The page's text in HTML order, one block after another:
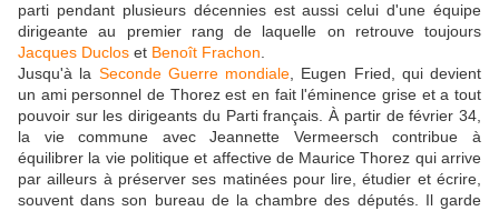
parti pendant plusieurs décennies est aussi celui d'une équipe
dirigeante au premier rang de laquelle on retrouve toujours
Jacques Duclos et Benoît Frachon
Jusqu'à la Seconde Guerre mondiale , Eugen Fried, qui devient
un ami personnel de Thorez est en fait l'éminence grise et a tout
pouvoir sur les dirigeants du Parti français. À partir de février 34,
la vie commune avec Jeannette Vermeersch contribue à
équilibrer la vie politique et affective de Maurice Thorez qui arrive
par ailleurs à préserver ses matinées pour lire, étudier et écrire,
souvent dans son bureau de la chambre des députés. Il garde